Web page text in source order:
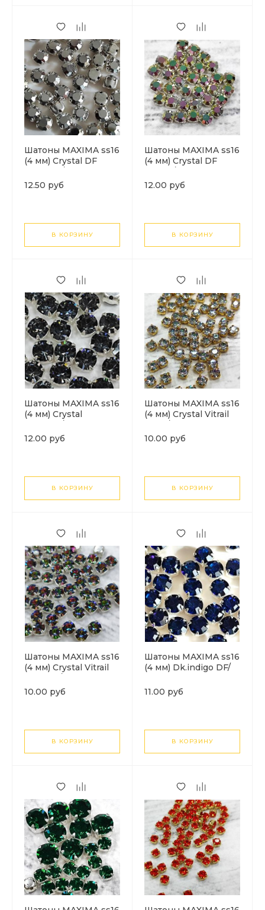
Шатоны MAXIMA ss16
(4 мм) Crystal DF
1шт
12.50 руб
В КОРЗИНУ
Шатоны MAXIMA ss16
(4 мм) Crystal DF
12.00 руб
В КОРЗИНУ
Шатоны MAXIMA ss16
(4 мм) Crystal
1шт
12.00 руб
В КОРЗИНУ
Шатоны MAXIMA ss16
(4 мм) Crystal Vitrail
10.00 руб
В КОРЗИНУ
Шатоны MAXIMA ss16
(4 мм) Crystal Vitrail
10.00 руб
В КОРЗИНУ
Шатоны MAXIMA ss16
(4 мм) Dk.indigo DF/
11.00 руб
В КОРЗИНУ